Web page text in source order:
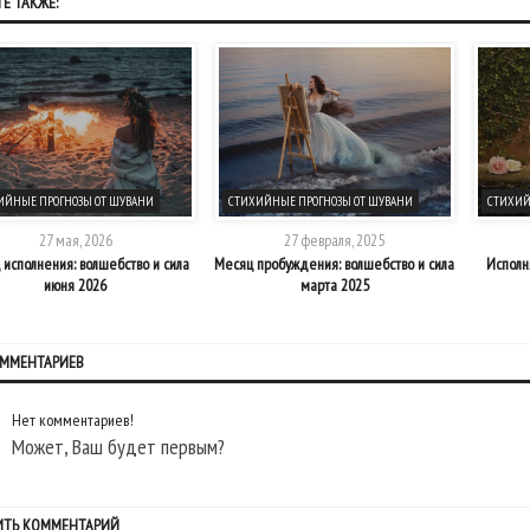
ПРОГНОЗЫ ОТ ШУВАНИ
27 мая, 2026
волшебство и сила
июня 2026
СТИХИЙНЫЕ ПРОГНОЗЫ ОТ ШУВАНИ
27 февраля, 2025
Месяц пробуждения: волшебство и сила
марта 2025
Нет комментариев!
Может, Ваш будет первым?
КОММЕНТАРИЙ